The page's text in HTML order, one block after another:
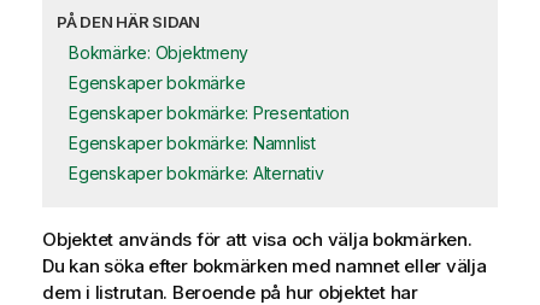
PÅ DEN HÄR SIDAN
Bokmärke: Objektmeny
Egenskaper bokmärke
Egenskaper bokmärke: Presentation
Egenskaper bokmärke: Namnlist
Egenskaper bokmärke: Alternativ
Objektet används för att visa och välja bokmärken.
Du kan söka efter bokmärken med namnet eller välja
dem i listrutan. Beroende på hur objektet har